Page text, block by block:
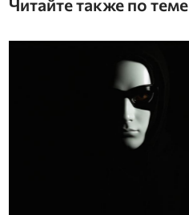
Читайте также по теме